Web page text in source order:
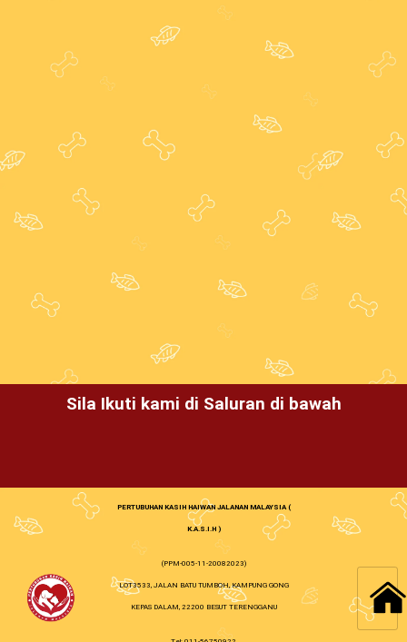
Sila Ikuti kami di Saluran di bawah
PERTUBUHAN KASIH HAIWAN JALANAN MALAYSIA (
K.A.S.I.H )
(PPM-005-11-20082023)
LOT3533, JALAN BATU TUMBOH, KAMPUNG GONG
KEPAS DALAM, 22200 BESUT TERENGGANU